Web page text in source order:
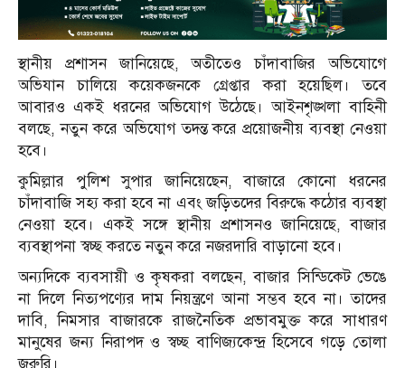
স্থানীয় প্রশাসন জানিয়েছে, অতীতেও চাঁদাবাজির অভিযোগে
অভিযান চালিয়ে কয়েকজনকে গ্রেপ্তার করা হয়েছিল। তবে
আবারও একই ধরনের অভিযোগ উঠেছে। আইনশৃঙ্খলা বাহিনী
বলছে, নতুন করে অভিযোগ তদন্ত করে প্রয়োজনীয় ব্যবস্থা নেওয়া
হবে।
কুমিল্লার পুলিশ সুপার জানিয়েছেন, বাজারে কোনো ধরনের
চাঁদাবাজি সহ্য করা হবে না এবং জড়িতদের বিরুদ্ধে কঠোর ব্যবস্থা
নেওয়া হবে। একই সঙ্গে স্থানীয় প্রশাসনও জানিয়েছে, বাজার
ব্যবস্থাপনা স্বচ্ছ করতে নতুন করে নজরদারি বাড়ানো হবে।
অন্যদিকে ব্যবসায়ী ও কৃষকরা বলছেন, বাজার সিন্ডিকেট ভেঙে
না দিলে নিত্যপণ্যের দাম নিয়ন্ত্রণে আনা সম্ভব হবে না। তাদের
দাবি, নিমসার বাজারকে রাজনৈতিক প্রভাবমুক্ত করে সাধারণ
মানুষের জন্য নিরাপদ ও স্বচ্ছ বাণিজ্যকেন্দ্র হিসেবে গড়ে তোলা
জরুরি।